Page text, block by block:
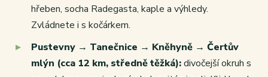
hřeben, socha Radegasta, kaple a výhledy.
Zvládnete i s kočárkem.
Pustevny → Tanečnice → Kněhyně → Čertův
mlýn (cca 12 km, středně těžká):divočejší okruh s